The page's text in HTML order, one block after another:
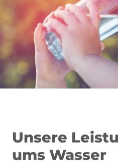
Unsere
ums Wasser